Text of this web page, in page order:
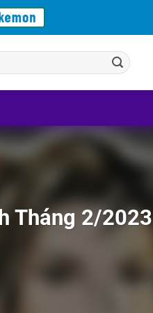
Tháng 2/2023